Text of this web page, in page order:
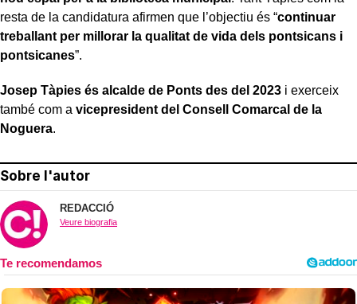
resta de la candidatura afirmen que l’objectiu és “continuar
treballant per millorar la qualitat de vida dels pontsicans i
pontsicanes”.
Josep Tàpies és alcalde de Ponts des del 2023 i exerceix
també com a vicepresident del Consell Comarcal de la
Noguera.
Sobre l'autor
REDACCIÓ
Veure biografia